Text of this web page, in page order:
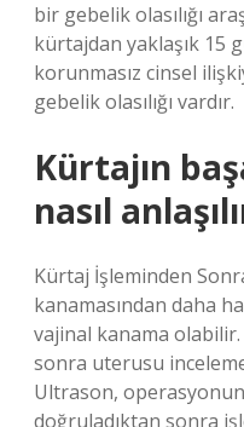
bir gebelik olasılığı
kürtajdan yaklaşık 15
korunmasız cinsel
gebelik olasılığı vardır.
Kürtajın
nasıl
Kürtaj İşleminden
kanamasından daha
vajinal kanama
sonra uterusu
Ultrason,
doğruladıktan sonra